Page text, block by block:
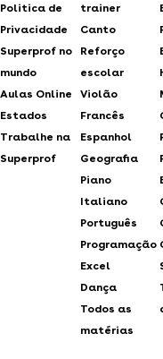
Politica de
Privacidade
Superprof no
mundo
Aulas Online
Estados
Trabalhe na
Superprof
trainer
Canto
Reforço
escolar
Violão
Francês
Espanhol
Geografia
Piano
Italiano
Português
Programação
Excel
Dança
Todos as
matérias